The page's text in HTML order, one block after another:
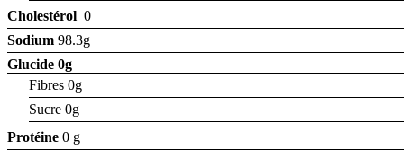
Cholestérol 0
Sodium 98.3g
Glucide 0g
Fibres 0g
Sucre 0g
Protéine 0 g